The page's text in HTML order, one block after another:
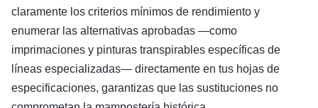
claramente los criterios mínimos de rendimiento y
enumerar las alternativas aprobadas —como
imprimaciones y pinturas transpirables específicas de
líneas especializadas— directamente en tus hojas de
especificaciones, garantizas que las sustituciones no